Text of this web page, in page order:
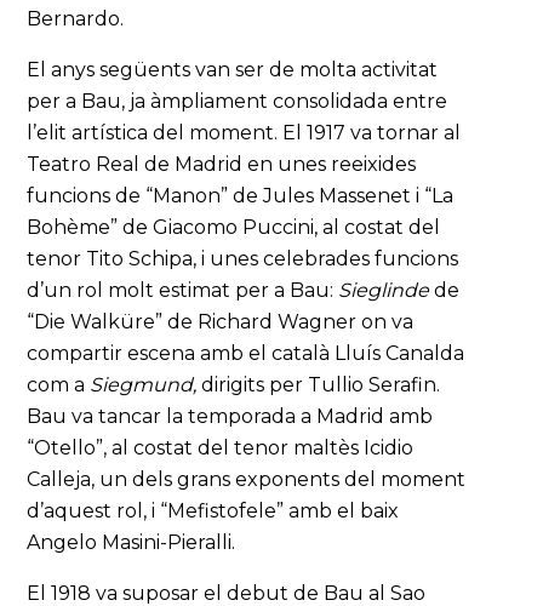
Bernardo.
El anys següents van ser de molta activitat
per a Bau, ja àmpliament consolidada entre
l’elit artística del moment. El 1917 va tornar al
Teatro Real de Madrid en unes reeixides
funcions de “Manon” de Jules Massenet i “La
Bohème” de Giacomo Puccini, al costat del
tenor Tito Schipa, i unes celebrades funcions
d’un rol molt estimat per a Bau: Sieglindede
“Die Walküre” de Richard Wagner on va
compartir escena amb el català Lluís Canalda
com a Siegmund,dirigits per Tullio Serafin.
Bau va tancar la temporada a Madrid amb
“Otello”, al costat del tenor maltès Icidio
Calleja, un dels grans exponents del moment
d’aquest rol, i “Mefistofele” amb el baix
Angelo Masini-Pieralli.
El 1918 va suposar el debut de Bau al Sao